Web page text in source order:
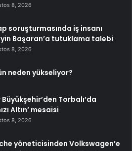
8, 2026
soruşturmasında iş insanı
Başaran’a tutuklama talebi
8, 2026
neden yükseliyor?
Torbalı’da
Altın’ mesaisi
8, 2026
yöneticisinden Volkswagen’e